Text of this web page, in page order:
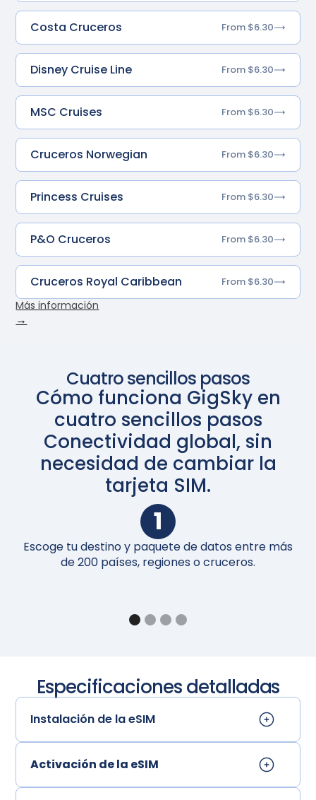
Costa Cruceros From $6.30
Disney Cruise Line From $6.30
MSC Cruises From $6.30
Cruceros Norwegian From $6.30
Princess Cruises From $6.30
P&O Cruceros From $6.30
Cruceros Royal Caribbean From $6.30
Más información
→
Cuatro sencillos pasos
Cómo funciona GigSky en
cuatro sencillos pasos
Conectividad global, sin
necesidad de cambiar la
tarjeta SIM.
1
Escoge tu destino y paquete de datos entre más
de 200 países, regiones o cruceros.
Especificaciones detalladas
Instalación de la eSIM
Activación de la eSIM